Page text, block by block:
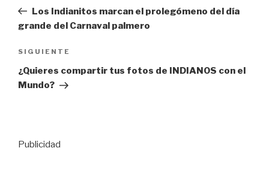
entradas
anterior:
Los Indianitos marcan el prolegómeno del día
grande del Carnaval palmero
Siguiente
entrada
SIGUIENTE
¿Quieres compartir tus fotos de INDIANOS con el
Mundo?
Publicidad